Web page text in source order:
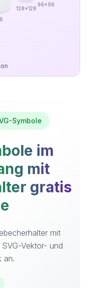
128x128
96x96
Symbole
im
mit
gratis
mit
Vektor- und
an.